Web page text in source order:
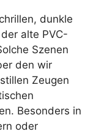
dunkle
alte PVC-
Szenen
den wir
Zeugen
Besonders in
oder